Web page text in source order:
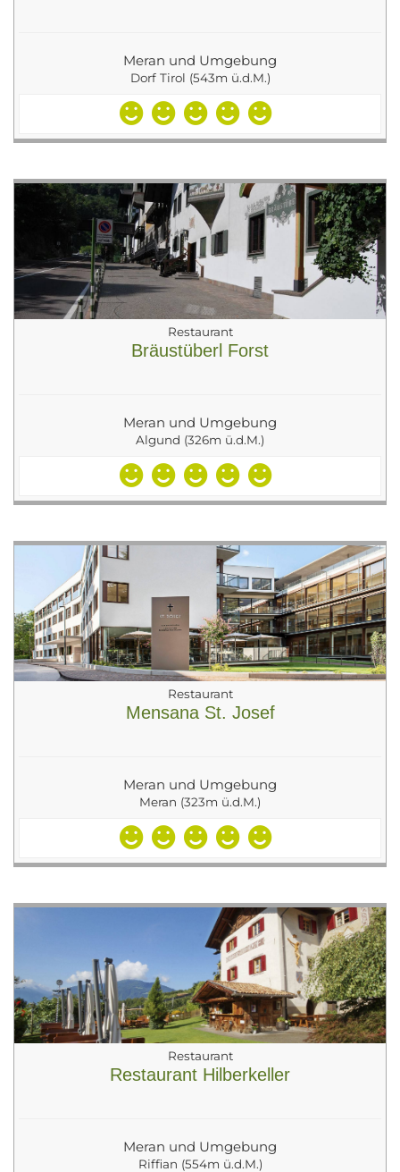
Meran und Umgebung
Dorf Tirol (543m ü.d.M.)
Restaurant
Bräustüberl Forst
Meran und Umgebung
Algund (326m ü.d.M.)
Restaurant
Mensana St. Josef
Meran und Umgebung
Meran (323m ü.d.M.)
Restaurant
Restaurant Hilberkeller
Meran und Umgebung
Riffian (554m ü.d.M.)